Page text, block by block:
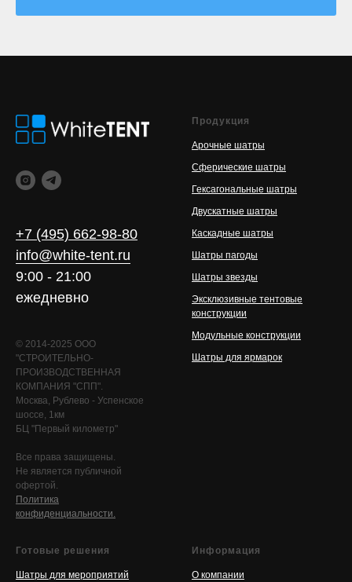
+7 (495) 662-98-80
info@white-tent.ru
9:00 - 21:00
ежедневно
© 2014-2025 ООО
"СТРОИТЕЛЬНО-
ПРОИЗВОДСТВЕННАЯ
КОМПАНИЯ "СПП".
Москва, Рублево - Успенское
шоссе, 1км
БЦ "Первый километр"
Все права защищены.
Не является публичной
офертой.
Политика
конфиденциальности.
Продукция
Арочные шатры
Сферические шатры
Гексагональные шатры
Двускатные шатры
Каскадные шатры
Шатры пагоды
Шатры звезды
Эксклюзивные тентовые
конструкции
Модульные конструкции
Шатры для ярмарок
Готовые решения
Шатры для мероприятий
Информация
О компании